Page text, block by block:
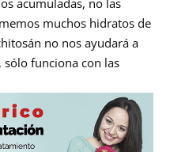
acumuladas, no las
muchos hidratos de
no nos ayudará a
funciona con las